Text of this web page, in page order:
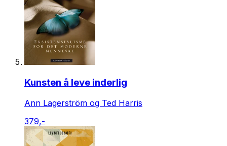
Kunsten å leve inderlig
Ann Lagerström og Ted Harris
379,-